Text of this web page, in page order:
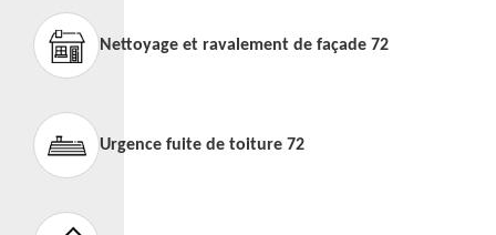
Nettoyage et ravalement de façade 72
Urgence fuite de toiture 72